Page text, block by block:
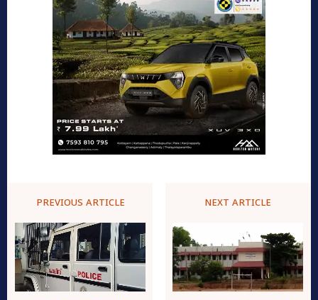
PREVIOUS ARTICLE NEXT ARTICLE